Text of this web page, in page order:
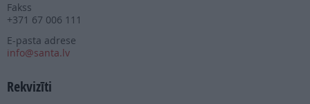
Fakss
+371 67 006 111
E-pasta adrese
info@santa.lv
Rekvizīti